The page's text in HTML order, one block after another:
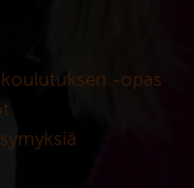
-opas